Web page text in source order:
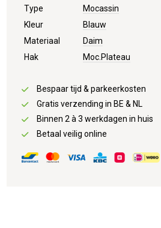
Type
Mocassin
Kleur
Blauw
Materiaal
Daim
Hak
Moc.Plateau
Bespaar tijd & parkeerkosten
Gratis verzending in BE & NL
Binnen 2 à 3 werkdagen in huis
Betaal veilig online